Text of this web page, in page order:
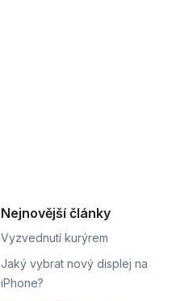
Nejnovější články
Vyzvednutí kurýrem
Jaký vybrat nový displej na
iPhone?